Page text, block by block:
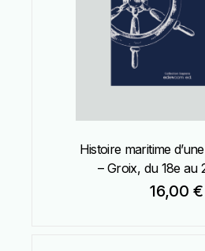
Histoire maritime
– Groix, du 18e au
16,00 €